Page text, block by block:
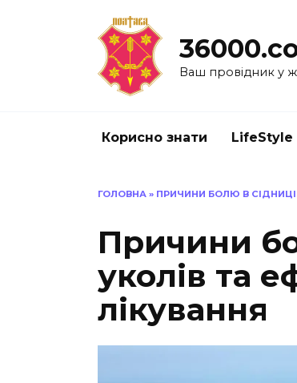
Ваш провідник у
Корисно знати LifeStyle
ГОЛОВНА » ПРИЧИНИ БОЛЮ В СІДНИЦІ
Причини
уколів та
лікування